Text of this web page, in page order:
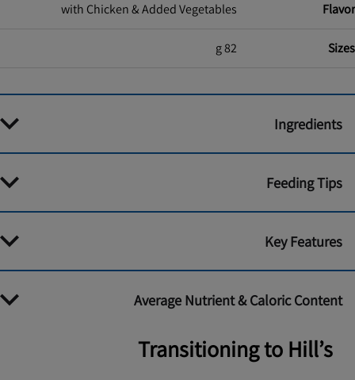
Flavor
with Chicken & Added Vegetables
Sizes
82 g
Ingredients
Feeding Tips
Key Features
Average Nutrient & Caloric Content
Transitioning to Hill’s